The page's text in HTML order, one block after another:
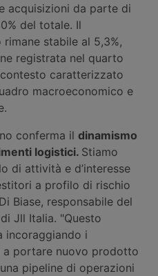
acquisizioni da parte di
del totale. Il
stabile al 5,3%,
registrata nel quarto
caratterizzato
macroeconomico e
conferma il dinamismo
logistici. Stiamo
di attività e d’interesse
a profilo di rischio
Biase, responsabile del
Jll Italia. "Questo
incoraggiando i
portare nuovo prodotto
pipeline di operazioni